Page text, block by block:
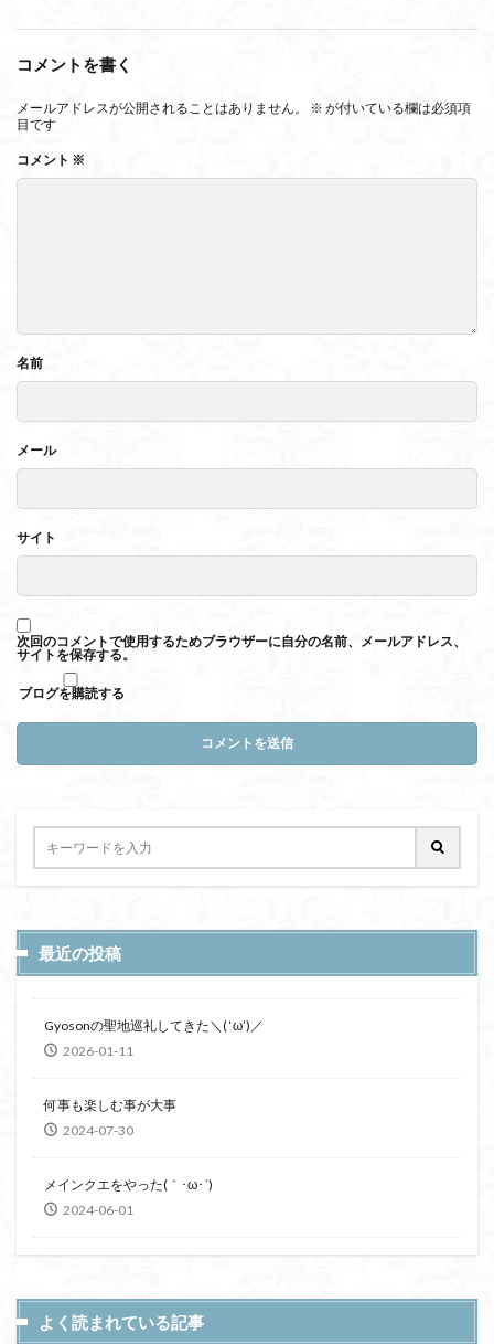
コメントを書く
メールアドレスが公開されることはありません。 ※ が付いている欄は必須項
目です
コメント ※
名前
メール
サイト
次回のコメントで使用するためブラウザーに自分の名前、メールアドレス、
サイトを保存する。
ブログを購読する
最近の投稿
Gyosonの聖地巡礼してきた＼( ‘ω’)／
2026-01-11
何事も楽しむ事が大事
2024-07-30
メインクエをやった(｀･ω･´)
2024-06-01
よく読まれている記事